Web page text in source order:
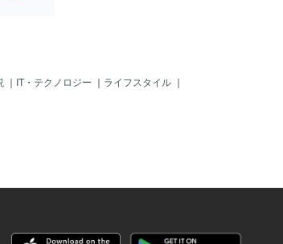
｜ IT・テクノロジー ｜ ライフスタイル ｜